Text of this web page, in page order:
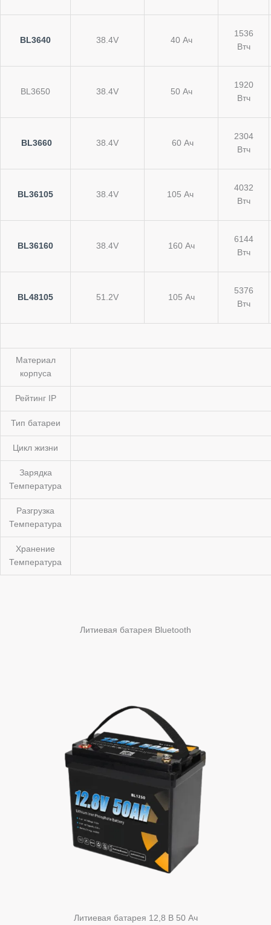
BL3640 38.4V 40 Ач
1536
Втч
BL3650 38.4V 50 Ач
1920
Втч
BL3660 38.4V 60 Ач
2304
Втч
BL36105 38.4V 105 Ач
4032
Втч
BL36160 38.4V 160 Ач
6144
Втч
BL48105 51.2V 105 Ач
5376
Втч
Материал
корпуса
Рейтинг IP
Тип батареи
Цикл жизни
Зарядка
Температура
Разгрузка
Температура
Хранение
Температура
Литиевая батарея Bluetooth
Литиевая батарея 12,8 В 50 Ач